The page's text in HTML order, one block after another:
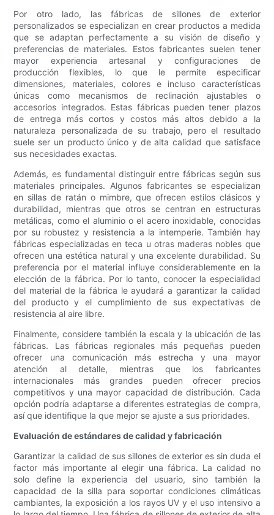
Por otro lado, las fábricas de sillones de exterior
personalizados se especializan en crear productos a medida
que se adaptan perfectamente a su visión de diseño y
preferencias de materiales. Estos fabricantes suelen tener
mayor experiencia artesanal y configuraciones de
producción flexibles, lo que le permite especificar
dimensiones, materiales, colores e incluso características
únicas como mecanismos de reclinación ajustables o
accesorios integrados. Estas fábricas pueden tener plazos
de entrega más cortos y costos más altos debido a la
naturaleza personalizada de su trabajo, pero el resultado
suele ser un producto único y de alta calidad que satisface
sus necesidades exactas.
Además, es fundamental distinguir entre fábricas según sus
materiales principales. Algunos fabricantes se especializan
en sillas de ratán o mimbre, que ofrecen estilos clásicos y
durabilidad, mientras que otros se centran en estructuras
metálicas, como el aluminio o el acero inoxidable, conocidas
por su robustez y resistencia a la intemperie. También hay
fábricas especializadas en teca u otras maderas nobles que
ofrecen una estética natural y una excelente durabilidad. Su
preferencia por el material influye considerablemente en la
elección de la fábrica. Por lo tanto, conocer la especialidad
del material de la fábrica le ayudará a garantizar la calidad
del producto y el cumplimiento de sus expectativas de
resistencia al aire libre.
Finalmente, considere también la escala y la ubicación de las
fábricas. Las fábricas regionales más pequeñas pueden
ofrecer una comunicación más estrecha y una mayor
atención al detalle, mientras que los fabricantes
internacionales más grandes pueden ofrecer precios
competitivos y una mayor capacidad de distribución. Cada
opción podría adaptarse a diferentes estrategias de compra,
así que identifique la que mejor se ajuste a sus prioridades.
Evaluación de estándares de calidad y fabricación
Garantizar la calidad de sus sillones de exterior es sin duda el
factor más importante al elegir una fábrica. La calidad no
solo define la experiencia del usuario, sino también la
capacidad de la silla para soportar condiciones climáticas
cambiantes, la exposición a los rayos UV y el uso intensivo a